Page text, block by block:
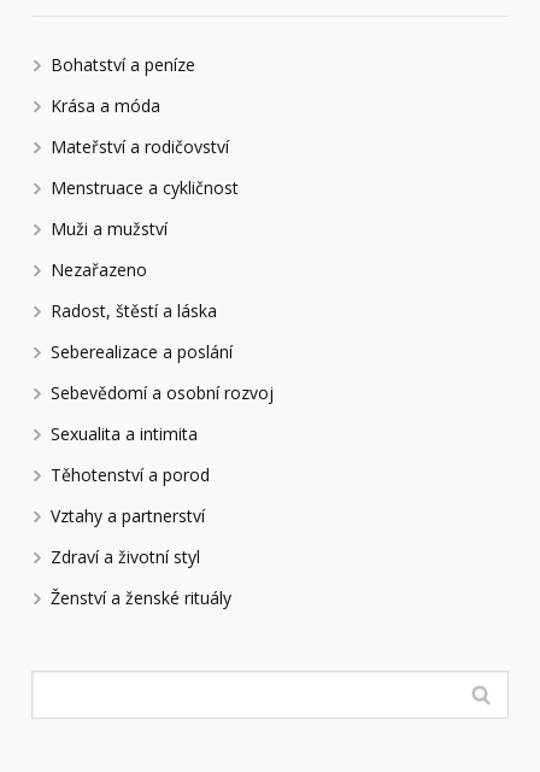
Bohatství a peníze
Krása a móda
Mateřství a rodičovství
Menstruace a cykličnost
Muži a mužství
Nezařazeno
Radost, štěstí a láska
Seberealizace a poslání
Sebevědomí a osobní rozvoj
Sexualita a intimita
Těhotenství a porod
Vztahy a partnerství
Zdraví a životní styl
Ženství a ženské rituály